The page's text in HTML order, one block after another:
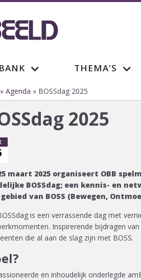
THEMA'S
Agenda BOSSdag 2025
2025
maart 2025 organiseert OBB
BOSSdag; een kennis- en
van BOSS (Bewegen,
is een verrassende dag met
Inspirerende bijdragen
die al aan de slag zijn met BOSS.
en inhoudelijk onderlegde